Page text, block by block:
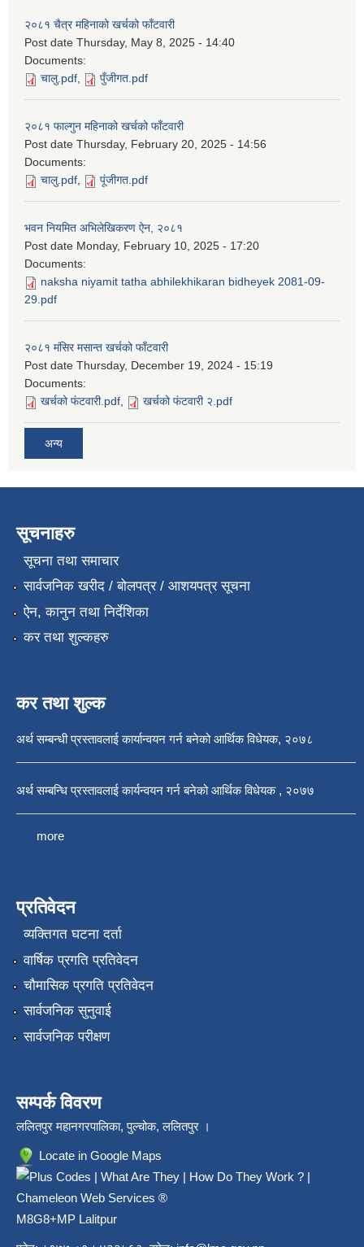
२०८१ चैत्र महिनाको खर्चको फाँटवारी
Post date Thursday, May 8, 2025 - 14:40
Documents:
चालु.pdf, पुँजीगत.pdf
२०८१ फाल्गुन महिनाको खर्चको फाँटवारी
Post date Thursday, February 20, 2025 - 14:56
Documents:
चालु.pdf, पूंजीगत.pdf
भवन नियमित अभिलेखिकरण ऐन, २०८१
Post date Monday, February 10, 2025 - 17:20
Documents:
naksha niyamit tatha abhilekhikaran bidheyek 2081-09-
29.pdf
२०८१ मंसिर मसान्त खर्चको फाँटवारी
Post date Thursday, December 19, 2024 - 15:19
Documents:
खर्चको फंटवारी.pdf, खर्चको फंटवारी २.pdf
अन्य
सूचनाहरु
सूचना तथा समाचार
सार्वजनिक खरीद / बोलपत्र / आशयपत्र सूचना
ऐन, कानुन तथा निर्देशिका
कर तथा शुल्कहरु
कर तथा शुल्क
अर्थ सम्बन्धी प्रस्तावलाई कार्यान्वयन गर्न बनेको आर्थिक विधेयक, २०७८
अर्थ सम्बन्धि प्रस्तावलाई कार्यन्वयन गर्न बनेको आर्थिक विधेयक , २०७७
more
प्रतिवेदन
व्यक्तिगत घटना दर्ता
वार्षिक प्रगति प्रतिवेदन
चौमासिक प्रगति प्रतिवेदन
सार्वजनिक सुनुवाई
सार्वजनिक परीक्षण
सम्पर्क विवरण
ललितपुर महानगरपालिका, पुल्चोक, ललितपुर ।
Locate in Google Maps
M8G8+MP Lalitpur